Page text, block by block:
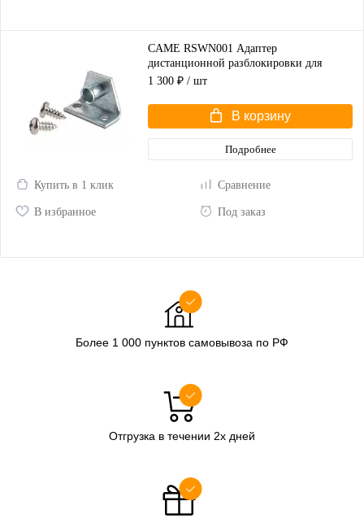
CAME RSWN001 Адаптер
дистанционной разблокировки для
распашных ворот
1 300 ₽ / шт
В корзину
Подробнее
Купить в 1 клик Сравнение
В избранное Под заказ
Более 1 000 пунктов самовывоза по РФ
Отгрузка в течении 2х дней